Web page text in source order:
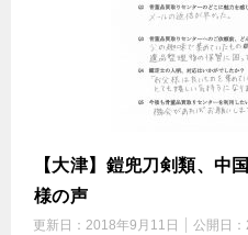
【大津】鎧兜刀剣類、
様の声
更新日： 2018年9月11日 公開日：